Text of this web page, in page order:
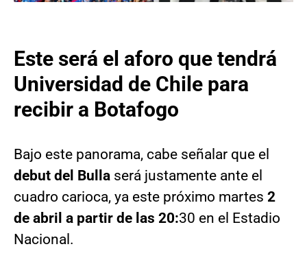
Este será el aforo que tendrá
Universidad de Chile para
recibir a Botafogo
Bajo este panorama, cabe señalar que el
debut del Bulla será justamente ante el
cuadro carioca, ya este próximo martes 2
de abril a partir de las 20:30 en el Estadio
Nacional.